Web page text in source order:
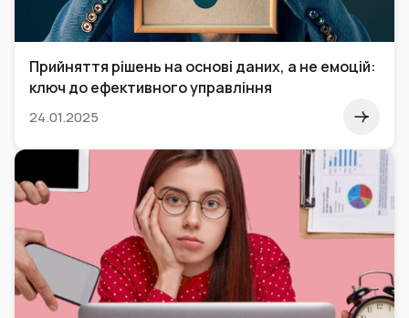
Прийняття рішень на основі даних, а не емоцій:
ключ до ефективного управління
24.01.2025